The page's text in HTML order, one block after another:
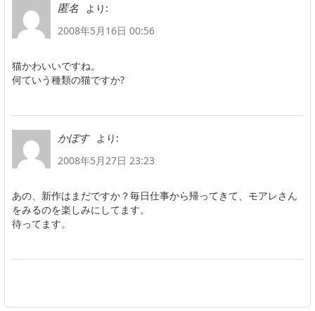
匿名
より:
2008年5月16日 00:56
猫かわいいですね。
何ていう種類の猫ですか?
かぼす
より:
2008年5月27日 23:23
あの、新作はまだですか？毎日仕事から帰ってきて、モアレさん
をみるのを楽しみにしてます。
待ってます。